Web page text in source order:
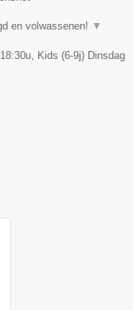
en volwassenen! ▼
Kids (6-9j) Dinsdag